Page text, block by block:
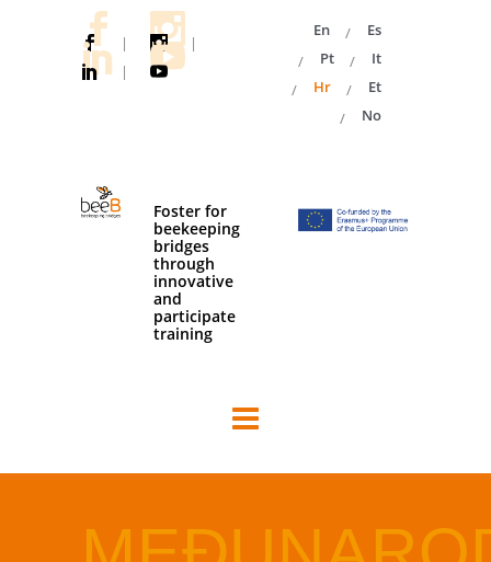
|
|
|
En
Es
Pt
It
Hr
Et
No
Foster for
beekeeping
bridges
through
innovative
and
participate
training